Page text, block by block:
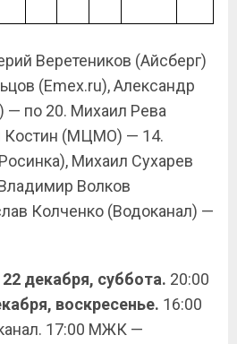
Веретеников (Айсберг)
(Emex.ru), Александр
— по 20. Михаил Рева
(МЦМО) — 14.
Михаил Сухарев
Волков
Колченко (Водоканал) —
декабря, суббота. 20:00
воскресенье. 16:00
17:00 МЖК —